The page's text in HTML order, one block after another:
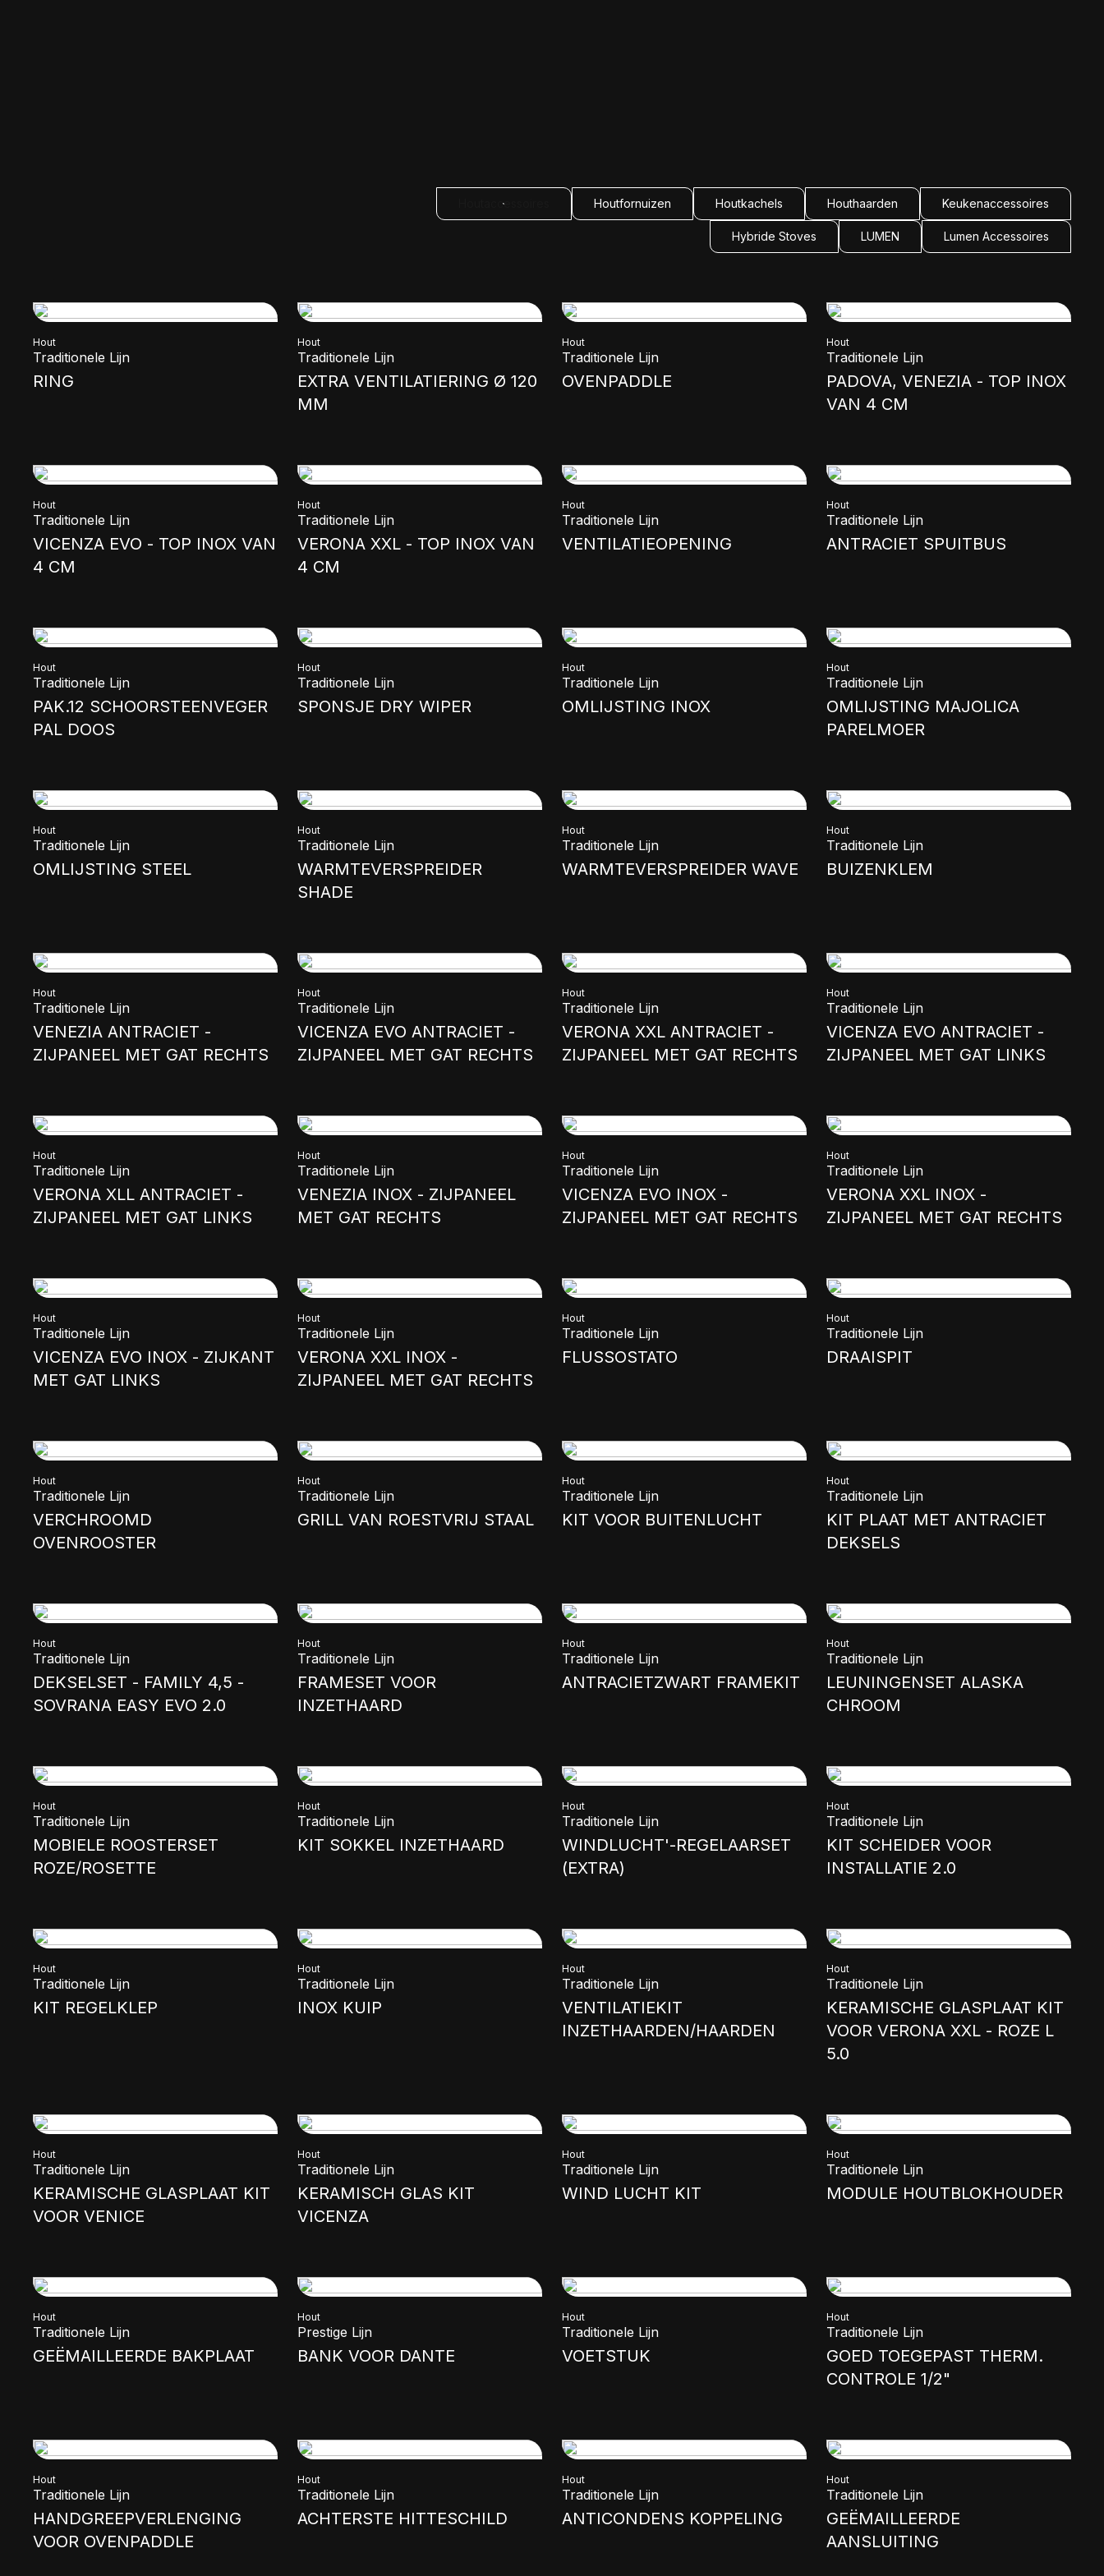
Houtaccessoires Houtfornuizen Houtkachels Houthaarden Keukenaccessoires
Hybride Stoves LUMEN Lumen Accessoires
Hout
Traditionele Lijn
RING
Hout
Traditionele Lijn
EXTRA VENTILATIERING Ø 120
MM
Hout
Traditionele Lijn
OVENPADDLE
Hout
Traditionele Lijn
PADOVA, VENEZIA - TOP INOX
VAN 4 CM
Hout
Traditionele Lijn
VICENZA EVO - TOP INOX VAN
4 CM
Hout
Traditionele Lijn
VERONA XXL - TOP INOX VAN
4 CM
Hout
Traditionele Lijn
VENTILATIEOPENING
Hout
Traditionele Lijn
ANTRACIET SPUITBUS
Hout
Traditionele Lijn
PAK.12 SCHOORSTEENVEGER
PAL DOOS
Hout
Traditionele Lijn
SPONSJE DRY WIPER
Hout
Traditionele Lijn
OMLIJSTING INOX
Hout
Traditionele Lijn
OMLIJSTING MAJOLICA
PARELMOER
Hout
Traditionele Lijn
OMLIJSTING STEEL
Hout
Traditionele Lijn
WARMTEVERSPREIDER
SHADE
Hout
Traditionele Lijn
WARMTEVERSPREIDER WAVE
Hout
Traditionele Lijn
BUIZENKLEM
Hout
Traditionele Lijn
VENEZIA ANTRACIET -
ZIJPANEEL MET GAT RECHTS
Hout
Traditionele Lijn
VICENZA EVO ANTRACIET -
ZIJPANEEL MET GAT RECHTS
Hout
Traditionele Lijn
VERONA XXL ANTRACIET -
ZIJPANEEL MET GAT RECHTS
Hout
Traditionele Lijn
VICENZA EVO ANTRACIET -
ZIJPANEEL MET GAT LINKS
Hout
Traditionele Lijn
VERONA XLL ANTRACIET -
ZIJPANEEL MET GAT LINKS
Hout
Traditionele Lijn
VENEZIA INOX - ZIJPANEEL
MET GAT RECHTS
Hout
Traditionele Lijn
VICENZA EVO INOX -
ZIJPANEEL MET GAT RECHTS
Hout
Traditionele Lijn
VERONA XXL INOX -
ZIJPANEEL MET GAT RECHTS
Hout
Traditionele Lijn
VICENZA EVO INOX - ZIJKANT
MET GAT LINKS
Hout
Traditionele Lijn
VERONA XXL INOX -
ZIJPANEEL MET GAT RECHTS
Hout
Traditionele Lijn
FLUSSOSTATO
Hout
Traditionele Lijn
DRAAISPIT
Hout
Traditionele Lijn
VERCHROOMD
OVENROOSTER
Hout
Traditionele Lijn
GRILL VAN ROESTVRIJ STAAL
Hout
Traditionele Lijn
KIT VOOR BUITENLUCHT
Hout
Traditionele Lijn
KIT PLAAT MET ANTRACIET
DEKSELS
Hout
Traditionele Lijn
DEKSELSET - FAMILY 4,5 -
SOVRANA EASY EVO 2.0
Hout
Traditionele Lijn
FRAMESET VOOR
INZETHAARD
Hout
Traditionele Lijn
ANTRACIETZWART FRAMEKIT
Hout
Traditionele Lijn
LEUNINGENSET ALASKA
CHROOM
Hout
Traditionele Lijn
MOBIELE ROOSTERSET
ROZE/ROSETTE
Hout
Traditionele Lijn
KIT SOKKEL INZETHAARD
Hout
Traditionele Lijn
WINDLUCHT'-REGELAARSET
(EXTRA)
Hout
Traditionele Lijn
KIT SCHEIDER VOOR
INSTALLATIE 2.0
Hout
Traditionele Lijn
KIT REGELKLEP
Hout
Traditionele Lijn
INOX KUIP
Hout
Traditionele Lijn
VENTILATIEKIT
INZETHAARDEN/HAARDEN
Hout
Traditionele Lijn
KERAMISCHE GLASPLAAT KIT
VOOR VERONA XXL - ROZE L
5.0
Hout
Traditionele Lijn
KERAMISCHE GLASPLAAT KIT
VOOR VENICE
Hout
Traditionele Lijn
KERAMISCH GLAS KIT
VICENZA
Hout
Traditionele Lijn
WIND LUCHT KIT
Hout
Traditionele Lijn
MODULE HOUTBLOKHOUDER
Hout
Traditionele Lijn
GEËMAILLEERDE BAKPLAAT
Hout
Prestige Lijn
BANK VOOR DANTE
Hout
Traditionele Lijn
VOETSTUK
Hout
Traditionele Lijn
GOED TOEGEPAST THERM.
CONTROLE 1/2"
Hout
Traditionele Lijn
HANDGREEPVERLENGING
VOOR OVENPADDLE
Hout
Traditionele Lijn
ACHTERSTE HITTESCHILD
Hout
Traditionele Lijn
ANTICONDENS KOPPELING
Hout
Traditionele Lijn
GEËMAILLEERDE
AANSLUITING